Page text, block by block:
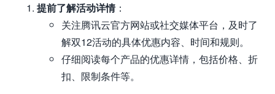
提前了解活动详情：
关注腾讯云官方网站或社交媒体平台，及时了
解双12活动的具体优惠内容、时间和规则。
仔细阅读每个产品的优惠详情，包括价格、折
扣、限制条件等。